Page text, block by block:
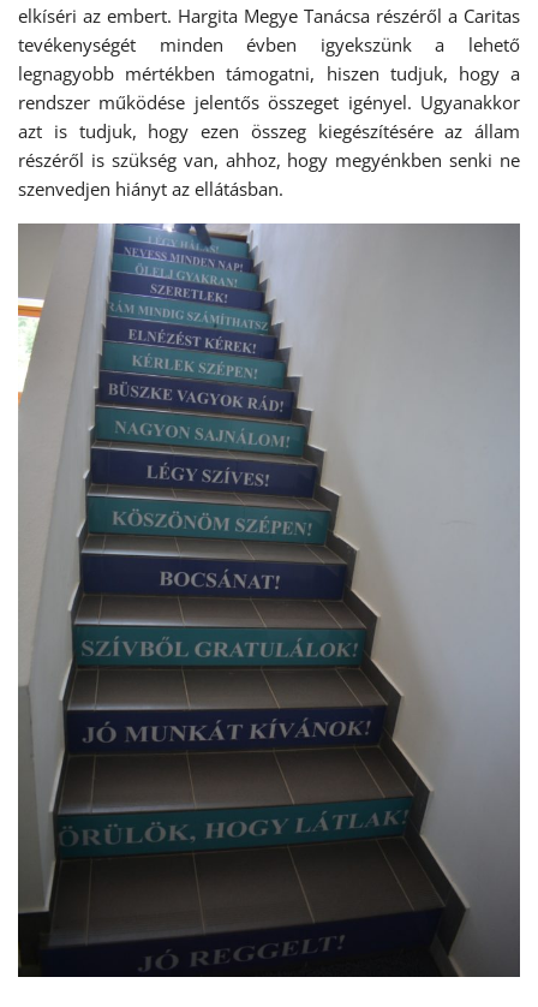
elkíséri az embert. Hargita Megye Tanácsa részéről a Caritas
tevékenységét minden évben igyekszünk a lehető
legnagyobb mértékben támogatni, hiszen tudjuk, hogy a
rendszer működése jelentős összeget igényel. Ugyanakkor
azt is tudjuk, hogy ezen összeg kiegészítésére az állam
részéről is szükség van, ahhoz, hogy megyénkben senki ne
szenvedjen hiányt az ellátásban.